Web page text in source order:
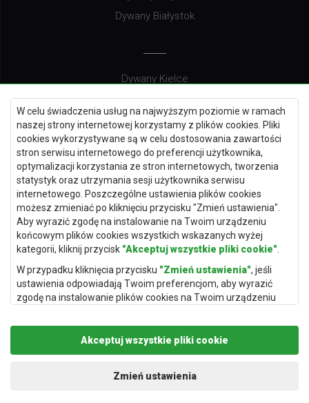
W celu świadczenia usług na najwyższym poziomie w ramach
naszej strony internetowej korzystamy z plików cookies. Pliki
cookies wykorzystywane są w celu dostosowania zawartości
stron serwisu internetowego do preferencji użytkownika,
optymalizacji korzystania ze stron internetowych, tworzenia
statystyk oraz utrzymania sesji użytkownika serwisu
internetowego. Poszczególne ustawienia plików cookies
możesz zmieniać po kliknięciu przycisku "Zmień ustawienia".
Aby wyrazić zgodę na instalowanie na Twoim urządzeniu
końcowym plików cookies wszystkich wskazanych wyżej
kategorii, kliknij przycisk "Akceptuj wszystkie pliki cookie"
W przypadku kliknięcia przycisku "Zmień ustawienia", jeśli
ustawienia odpowiadają Twoim preferencjom, aby wyrazić
zgodę na instalowanie plików cookies na Twoim urządzeniu
"Zapisz i zaakceptuj".
Podstawą przetwarzania danych osobowych, w zakresie w
administratora danych osobowych (Rugito Radosław Bartosik z
Akceptuj wszystkie pliki cookie
Zmień ustawienia
Dywany Białystok
Dywany Kielce
Dywany Gdańsk
Dywany Toruń
Dywany Bydgoszcz
Dywany Łódź
Dywany Katowice
Dywany Rzeszów
Dywany Częstochowa
Projekt i realizacja:dimax.pl